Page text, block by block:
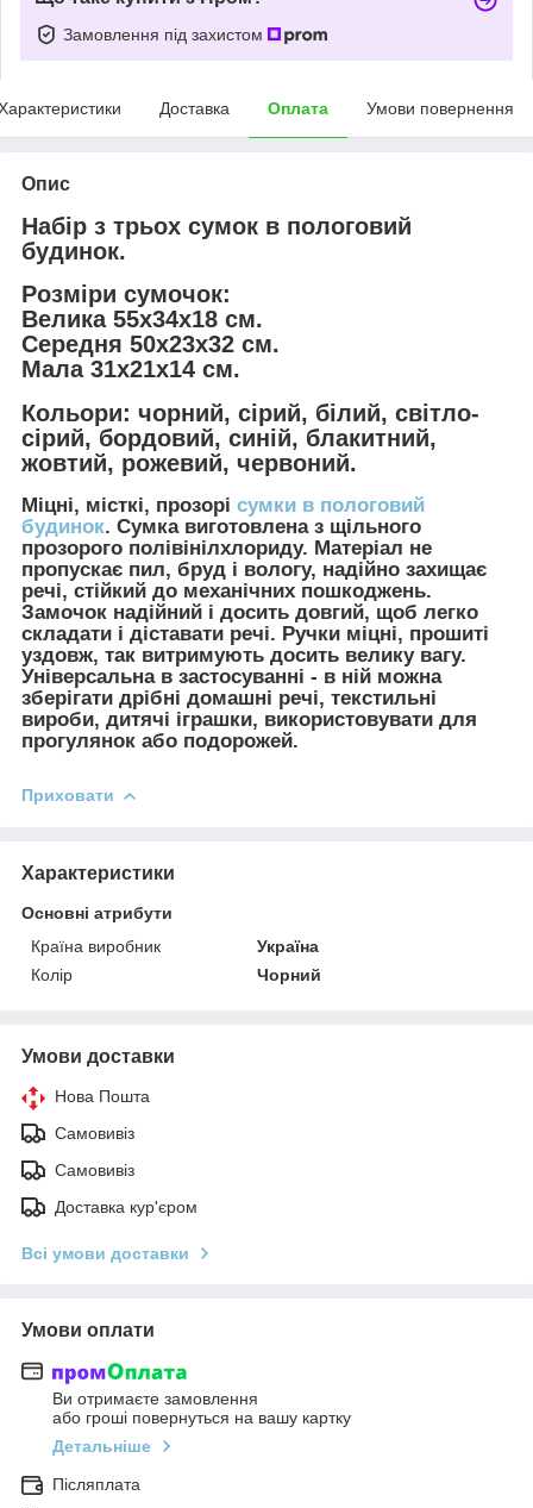
Замовлення під захистом
Доставка Оплата Умови повернення
Опис
Набір з трьох сумок в пологовий
будинок.
Розміри сумочок:
Велика 55х34х18 см.
Середня 50х23х32 см.
Мала 31х21х14 см.
Кольори: чорний, сірий, білий, світло-
сірий, бордовий, синій, блакитний,
жовтий, рожевий, червоний.
Міцні, місткі, прозорі сумки в пологовий
будинок. Сумка виготовлена з щільного
прозорого полівінілхлориду. Матеріал не
пропускає пил, бруд і вологу, надійно захищає
речі, стійкий до механічних пошкоджень.
Замочок надійний і досить довгий, щоб легко
складати і діставати речі. Ручки міцні, прошиті
уздовж, так витримують досить велику вагу.
Універсальна в застосуванні - в ній можна
зберігати дрібні домашні речі, текстильні
вироби, дитячі іграшки, використовувати для
прогулянок або подорожей.
Приховати
Характеристики
Основні атрибути
Країна виробник
Україна
Колір
Чорний
Умови доставки
Нова Пошта
Самовивіз
Самовивіз
Доставка кур'єром
Всі умови доставки
Умови оплати
Ви отримаєте замовлення
або гроші повернуться на вашу картку
Детальніше
Післяплата